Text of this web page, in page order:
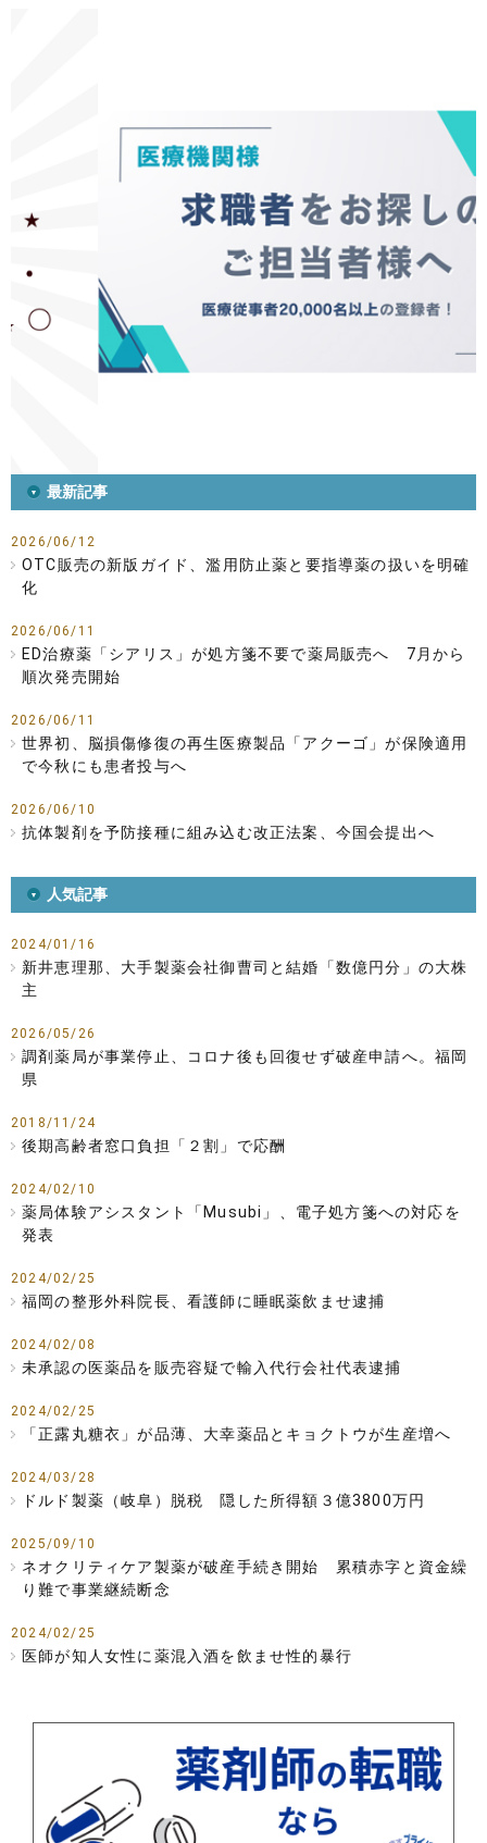
最新記事
2026/06/12
OTC販売の新版ガイド、濫用防止薬と要指導薬の扱いを明確
化
2026/06/11
ED治療薬「シアリス」が処方箋不要で薬局販売へ 7月から
順次発売開始
2026/06/11
世界初、脳損傷修復の再生医療製品「アクーゴ」が保険適用
で今秋にも患者投与へ
2026/06/10
抗体製剤を予防接種に組み込む改正法案、今国会提出へ
人気記事
2024/01/16
新井恵理那、大手製薬会社御曹司と結婚「数億円分」の大株
主
2026/05/26
調剤薬局が事業停止、コロナ後も回復せず破産申請へ。福岡
県
2018/11/24
後期高齢者窓口負担「２割」で応酬
2024/02/10
薬局体験アシスタント「Musubi」、電子処方箋への対応を
発表
2024/02/25
福岡の整形外科院長、看護師に睡眠薬飲ませ逮捕
2024/02/08
未承認の医薬品を販売容疑で輸入代行会社代表逮捕
2024/02/25
「正露丸糖衣」が品薄、大幸薬品とキョクトウが生産増へ
2024/03/28
ドルド製薬（岐阜）脱税 隠した所得額３億3800万円
2025/09/10
ネオクリティケア製薬が破産手続き開始 累積赤字と資金繰
り難で事業継続断念
2024/02/25
医師が知人女性に薬混入酒を飲ませ性的暴行